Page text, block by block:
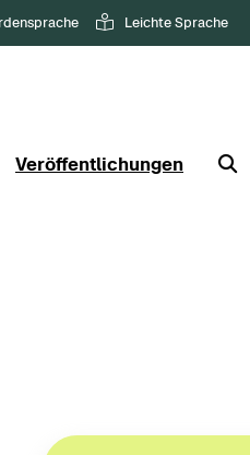
Leichte Sprache
Veröffentlichungen